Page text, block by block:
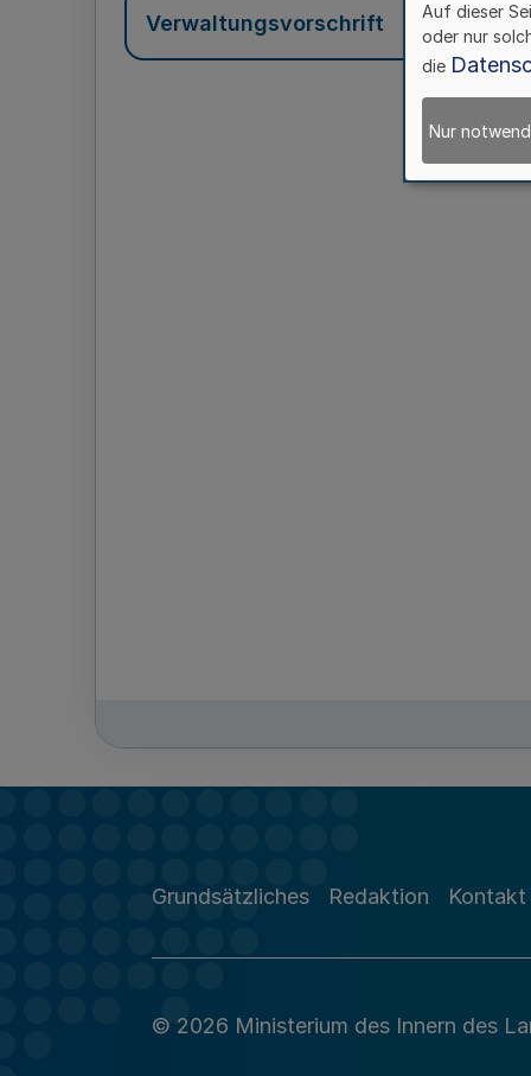
Verwaltungsvorschrift
Grundsätzliches Redaktion Kontakt
© 2026 Ministerium des Innern des
Auf dieser
oder nur
die
Nur